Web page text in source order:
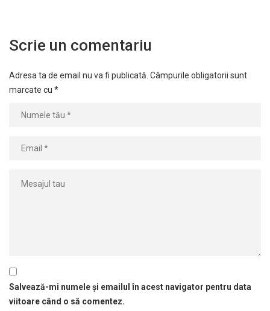
Scrie un comentariu
Adresa ta de email nu va fi publicată. Câmpurile obligatorii sunt
marcate cu *
Salvează-mi numele și emailul în acest navigator pentru data
viitoare când o să comentez.